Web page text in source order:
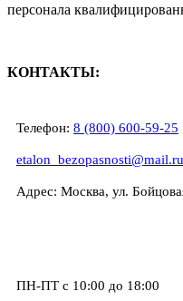
персонала
КОНТАКТЫ:
Телефон: 8 (800) 600-59-25
etalon_bezopasnosti@mail.ru
Адрес: Москва, ул.
ПН-ПТ с 10:00 до 18:00